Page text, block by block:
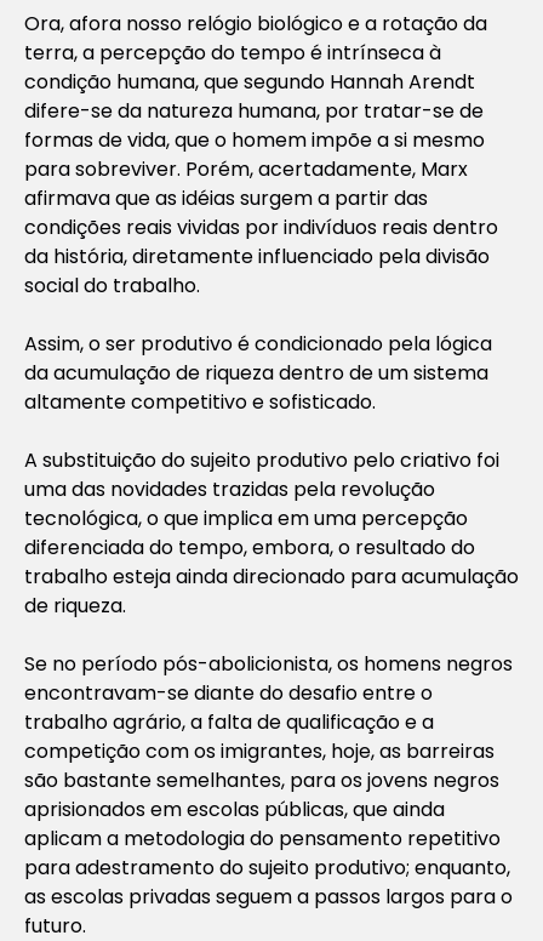
Ora, afora nosso relógio biológico e a rotação da
terra, a percepção do tempo é intrínseca à
condição humana, que segundo Hannah Arendt
difere-se da natureza humana, por tratar-se de
formas de vida, que o homem impõe a si mesmo
para sobreviver. Porém, acertadamente, Marx
afirmava que as idéias surgem a partir das
condições reais vividas por indivíduos reais dentro
da história, diretamente influenciado pela divisão
social do trabalho.
Assim, o ser produtivo é condicionado pela lógica
da acumulação de riqueza dentro de um sistema
altamente competitivo e sofisticado.
A substituição do sujeito produtivo pelo criativo foi
uma das novidades trazidas pela revolução
tecnológica, o que implica em uma percepção
diferenciada do tempo, embora, o resultado do
trabalho esteja ainda direcionado para acumulação
de riqueza.
Se no período pós-abolicionista, os homens negros
encontravam-se diante do desafio entre o
trabalho agrário, a falta de qualificação e a
competição com os imigrantes, hoje, as barreiras
são bastante semelhantes, para os jovens negros
aprisionados em escolas públicas, que ainda
aplicam a metodologia do pensamento repetitivo
para adestramento do sujeito produtivo; enquanto,
as escolas privadas seguem a passos largos para o
futuro.